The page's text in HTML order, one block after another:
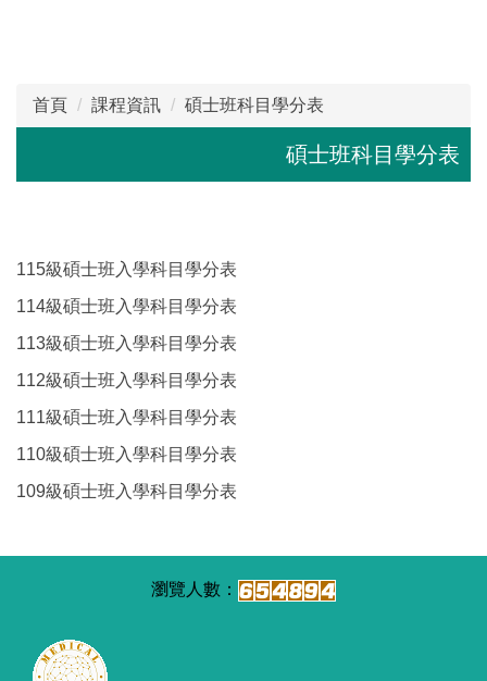
首頁 課程資訊 碩士班科目學分表
碩士班科目學分表
115級碩士班入學科目學分表
114級碩士班入學科目學分表
113級碩士班入學科目學分表
112級碩士班入學科目學分表
111級碩士班入學科目學分表
110級碩士班入學科目學分表
109級碩士班入學科目學分表